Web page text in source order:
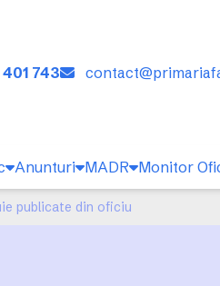
743
Anunturi MADR Monitor
publicate din oficiu